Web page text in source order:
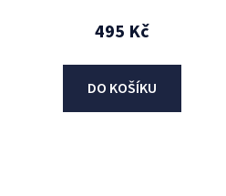
495 Kč
DO KOŠÍKU